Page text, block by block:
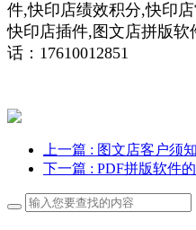
件,快印店绩效积分,快印
快印店插件,图文店拼版
话：17610012851
上一篇 : 图文店客户须知
下一篇 : PDF拼版软件